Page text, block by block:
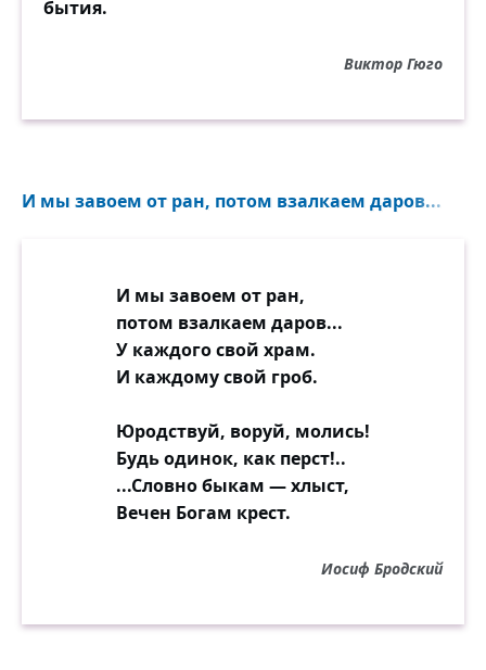
бытия.
Виктор Гюго
И мы завоем от ран, потом взалкаем даров...
И мы завоем от ран,
потом взалкаем даров...
У каждого свой храм.
И каждому свой гроб.
Юродствуй, воруй, молись!
Будь одинок, как перст!..
...Словно быкам — хлыст,
Вечен Богам крест.
Иосиф Бродский